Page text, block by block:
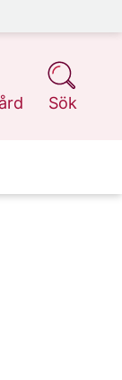
Sök
på 1177.se